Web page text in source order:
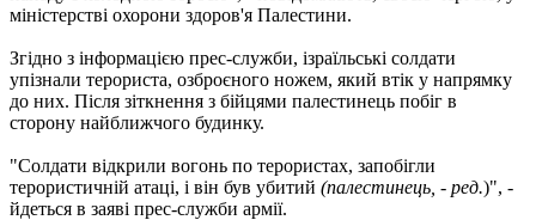
міністерстві охорони здоров'я Палестини.
Згідно з інформацією прес-служби, ізраїльські солдати
упізнали терориста, озброєного ножем, який втік у напрямку
до них. Після зіткнення з бійцями палестинець побіг в
сторону найближчого будинку.
"Солдати відкрили вогонь по терористах, запобігли
терористичній атаці, і він був убитий (палестинець, - ред.)", -
йдеться в заяві прес-служби армії.